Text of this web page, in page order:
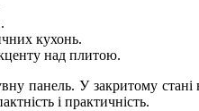
кухонь.
над плитою.
панель. У закритому
і практичність.